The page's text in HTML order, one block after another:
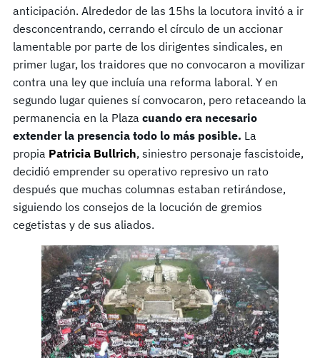
anticipación. Alrededor de las 15hs la locutora invitó a ir
desconcentrando, cerrando el círculo de un accionar
lamentable por parte de los dirigentes sindicales, en
primer lugar, los traidores que no convocaron a movilizar
contra una ley que incluía una reforma laboral. Y en
segundo lugar quienes sí convocaron, pero retaceando la
permanencia en la Plaza cuando era necesario
extender la presencia todo lo más posible. La
propia Patricia Bullrich, siniestro personaje fascistoide,
decidió emprender su operativo represivo un rato
después que muchas columnas estaban retirándose,
siguiendo los consejos de la locución de gremios
cegetistas y de sus aliados.